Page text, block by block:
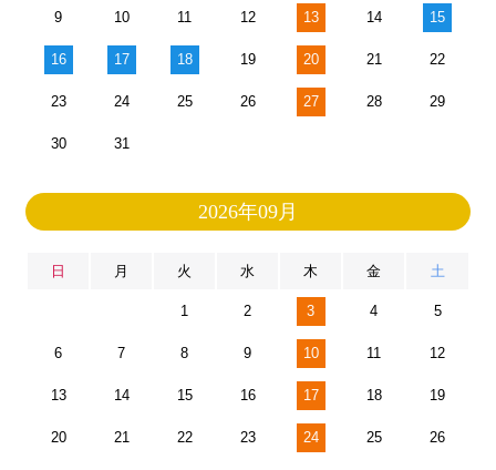
9 10 11 12 13 14 15
16 17 18 19 20 21 22
23 24 25 26 27 28 29
30 31
2026年09月
日 月 火 水 木 金 土
1 2 3 4 5
6 7 8 9 10 11 12
13 14 15 16 17 18 19
20 21 22 23 24 25 26